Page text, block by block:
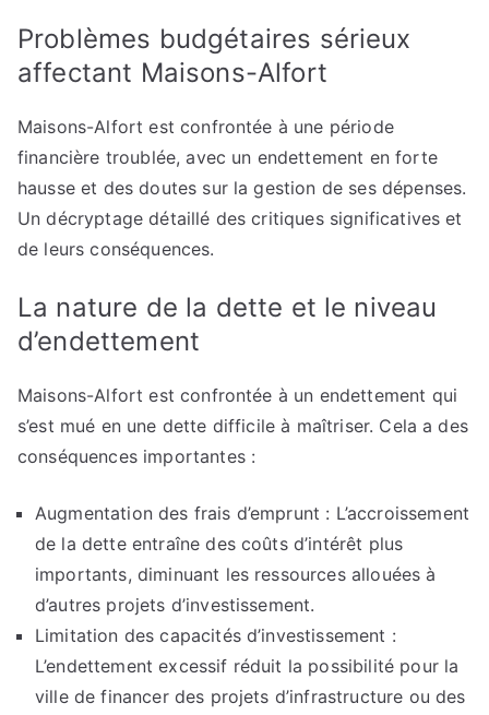
Problèmes budgétaires sérieux
affectant Maisons-Alfort
Maisons-Alfort est confrontée à une période
financière troublée, avec un endettement en forte
hausse et des doutes sur la gestion de ses dépenses.
Un décryptage détaillé des critiques significatives et
de leurs conséquences.
La nature de la dette et le niveau
d’endettement
Maisons-Alfort est confrontée à un endettement qui
s’est mué en une dette difficile à maîtriser. Cela a des
conséquences importantes :
Augmentation des frais d’emprunt : L’accroissement
de la dette entraîne des coûts d’intérêt plus
importants, diminuant les ressources allouées à
d’autres projets d’investissement.
Limitation des capacités d’investissement :
L’endettement excessif réduit la possibilité pour la
ville de financer des projets d’infrastructure ou des